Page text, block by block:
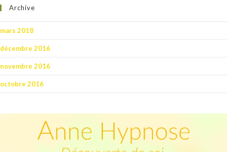
Archive
mars 2018
décembre 2016
novembre 2016
octobre 2016